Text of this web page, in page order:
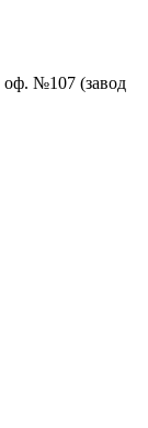
оф. №107 (завод